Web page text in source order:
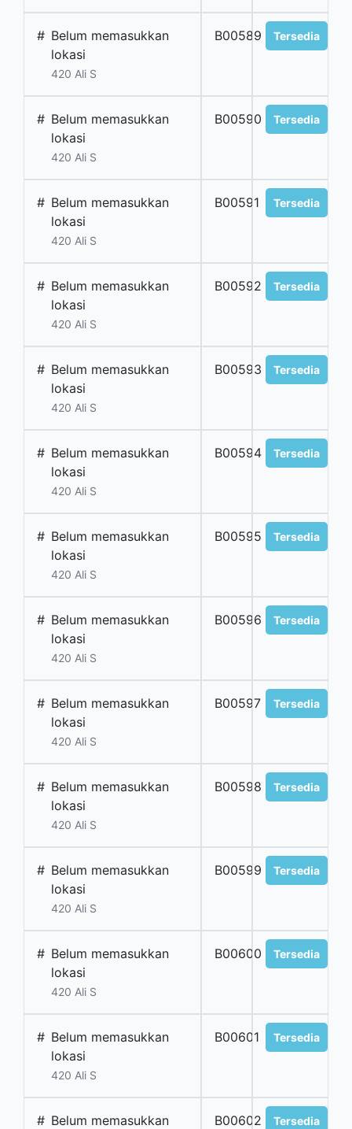
# Belum memasukkan
lokasi
420 Ali S
B00589 Tersedia
# Belum memasukkan
lokasi
420 Ali S
B00590 Tersedia
# Belum memasukkan
lokasi
420 Ali S
B00591 Tersedia
# Belum memasukkan
lokasi
420 Ali S
B00592 Tersedia
# Belum memasukkan
lokasi
420 Ali S
B00593 Tersedia
# Belum memasukkan
lokasi
420 Ali S
B00594 Tersedia
# Belum memasukkan
lokasi
420 Ali S
B00595 Tersedia
# Belum memasukkan
lokasi
420 Ali S
B00596 Tersedia
# Belum memasukkan
lokasi
420 Ali S
B00597 Tersedia
# Belum memasukkan
lokasi
420 Ali S
B00598 Tersedia
# Belum memasukkan
lokasi
420 Ali S
B00599 Tersedia
# Belum memasukkan
lokasi
420 Ali S
B00600 Tersedia
# Belum memasukkan
lokasi
420 Ali S
B00601 Tersedia
# Belum memasukkan
B00602 Tersedia